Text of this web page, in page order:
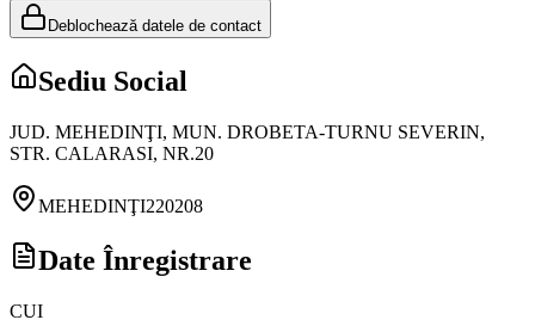
Deblochează datele de contact
Sediu Social
JUD. MEHEDINŢI, MUN. DROBETA-TURNU SEVERIN,
STR. CALARASI, NR.20
MEHEDINŢI220208
Date Înregistrare
CUI